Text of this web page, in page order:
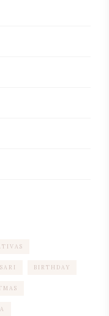
BIRTHDAY